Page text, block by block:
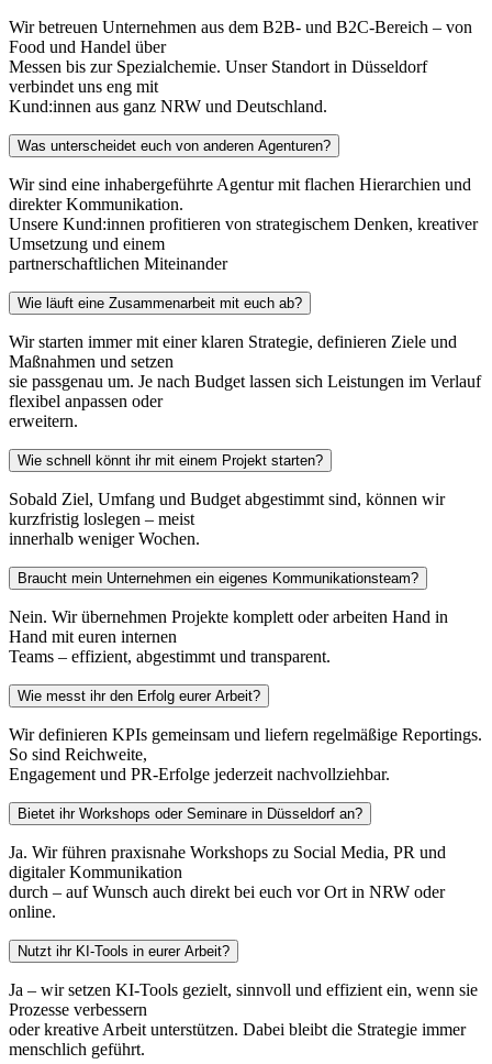
Wir betreuen Unternehmen aus dem B2B- und B2C-Bereich – von
Food und Handel über
Messen bis zur Spezialchemie. Unser Standort in Düsseldorf
verbindet uns eng mit
Kund:innen aus ganz NRW und Deutschland.
Was unterscheidet euch von anderen Agenturen?
Wir sind eine inhabergeführte Agentur mit flachen Hierarchien und
direkter Kommunikation.
Unsere Kund:innen profitieren von strategischem Denken, kreativer
Umsetzung und einem
partnerschaftlichen Miteinander
Wie läuft eine Zusammenarbeit mit euch ab?
Wir starten immer mit einer klaren Strategie, definieren Ziele und
Maßnahmen und setzen
sie passgenau um. Je nach Budget lassen sich Leistungen im Verlauf
flexibel anpassen oder
erweitern.
Wie schnell könnt ihr mit einem Projekt starten?
Sobald Ziel, Umfang und Budget abgestimmt sind, können wir
kurzfristig loslegen – meist
innerhalb weniger Wochen.
Braucht mein Unternehmen ein eigenes Kommunikationsteam?
Nein. Wir übernehmen Projekte komplett oder arbeiten Hand in
Hand mit euren internen
Teams – effizient, abgestimmt und transparent.
Wie messt ihr den Erfolg eurer Arbeit?
Wir definieren KPIs gemeinsam und liefern regelmäßige Reportings.
So sind Reichweite,
Engagement und PR-Erfolge jederzeit nachvollziehbar.
Bietet ihr Workshops oder Seminare in Düsseldorf an?
Ja. Wir führen praxisnahe Workshops zu Social Media, PR und
digitaler Kommunikation
durch – auf Wunsch auch direkt bei euch vor Ort in NRW oder
online.
Nutzt ihr KI-Tools in eurer Arbeit?
Ja – wir setzen KI-Tools gezielt, sinnvoll und effizient ein, wenn sie
Prozesse verbessern
oder kreative Arbeit unterstützen. Dabei bleibt die Strategie immer
menschlich geführt.